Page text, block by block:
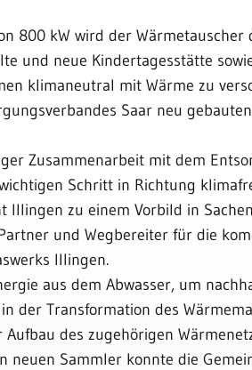
800 kW wird der Wärmetauscher
und neue Kindertagesstätte
klimaneutral mit Wärme zu
Saar neu
Zusammenarbeit mit dem
Schritt in Richtung
Illingen zu einem Vorbild in
und Wegbereiter für die
Illingen.
aus dem Abwasser, um
der Transformation des
des zugehörigen
neuen Sammler konnte die